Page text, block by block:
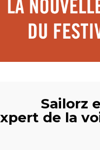
Sailorz
de la